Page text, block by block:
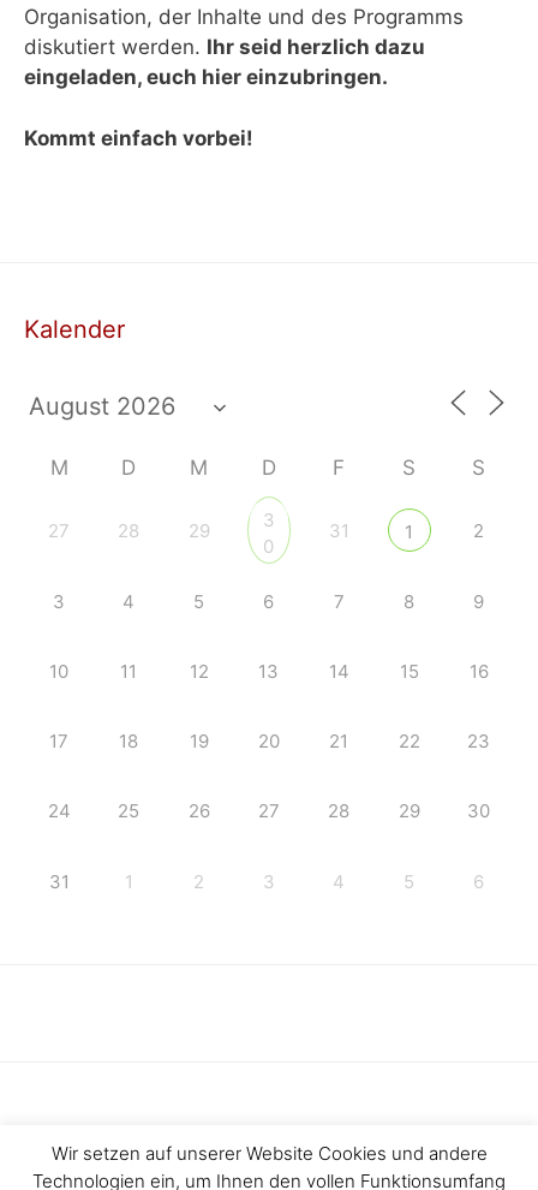
Organisation, der Inhalte und des Programms
diskutiert werden. Ihr seid herzlich dazu
eingeladen, euch hier einzubringen.
Kommt einfach vorbei!
Kalender
M D M D F S S
27 28 29
3
0
31 1 2
3 4 5 6 7 8 9
10 11 12 13 14 15 16
17 18 19 20 21 22 23
24 25 26 27 28 29 30
31 1 2 3 4 5 6
Wir setzen auf unserer Website Cookies und andere
Technologien ein, um Ihnen den vollen Funktionsumfang